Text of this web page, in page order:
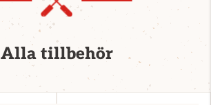
Alla tillbehör